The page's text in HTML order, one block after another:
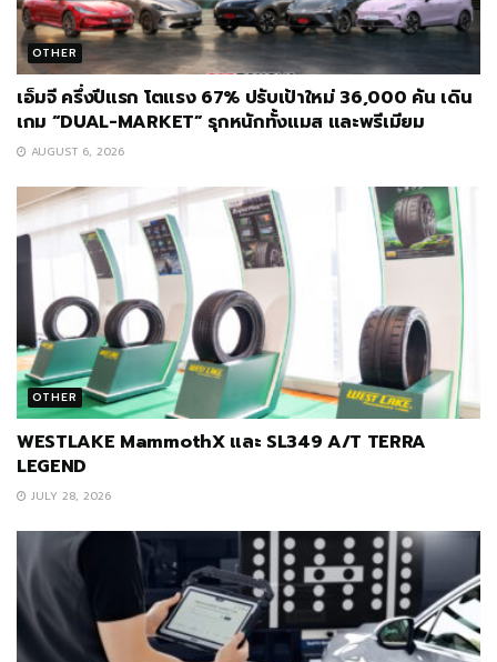
OTHER
เอ็มจี ครึ่งปีแรก โตแรง 67% ปรับเป้าใหม่ 36,000 คัน เดิน
เกม “DUAL-MARKET” รุกหนักทั้งแมส และพรีเมียม
AUGUST 6, 2026
OTHER
WESTLAKE MammothX และ SL349 A/T TERRA
LEGEND
JULY 28, 2026